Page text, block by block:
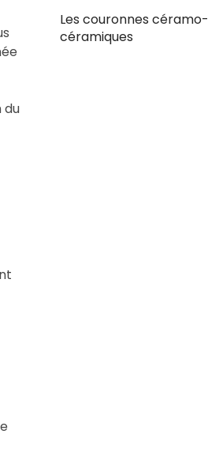
du
Les couronnes céramo-
céramiques